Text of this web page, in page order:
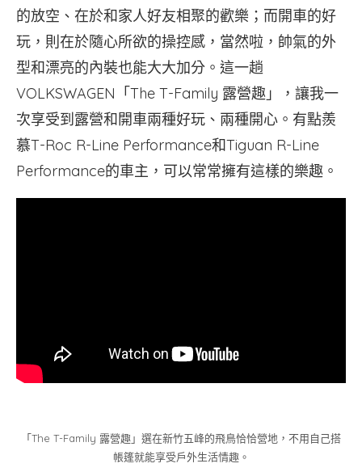
的放空、在於和家人好友相聚的歡樂；而開車的好
玩，則在於隨心所欲的操控感，當然啦，帥氣的外
型和漂亮的內裝也能大大加分。這一趟
VOLKSWAGEN「The T-Family 露營趣」，讓我一
次享受到露營和開車兩種好玩、兩種開心。有點羨
慕T-Roc R-Line Performance和Tiguan R-Line
Performance的車主，可以常常擁有這樣的樂趣。
「The T-Family 露營趣」選在新竹五峰的飛鳥恰恰營地，不用自己搭
帳篷就能享受戶外生活情趣。